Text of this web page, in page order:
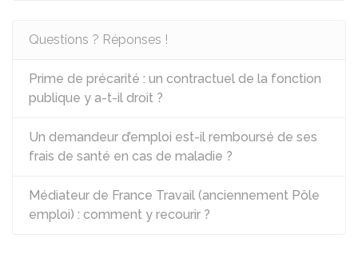
Questions ? Réponses !
Prime de précarité : un contractuel de la fonction
publique y a-t-il droit ?
Un demandeur d’emploi est-il remboursé de ses
frais de santé en cas de maladie ?
Médiateur de France Travail (anciennement Pôle
emploi) : comment y recourir ?